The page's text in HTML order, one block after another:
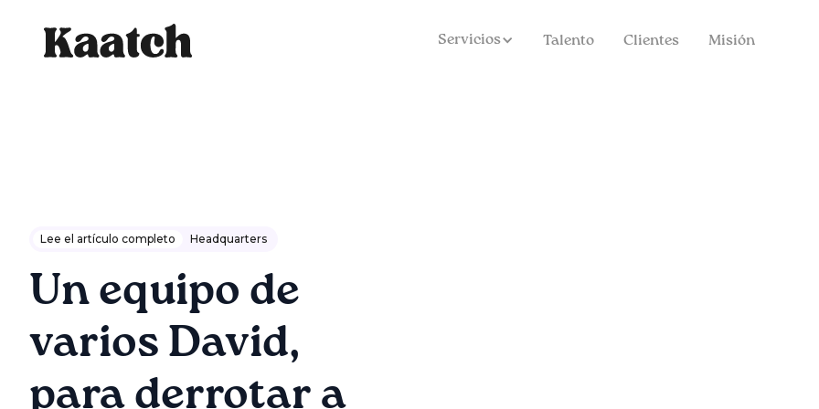
Servicios Talento Clientes Misión
Lee el artículo completo Headquarters
Un equipo de
varios David,
para derrotar a